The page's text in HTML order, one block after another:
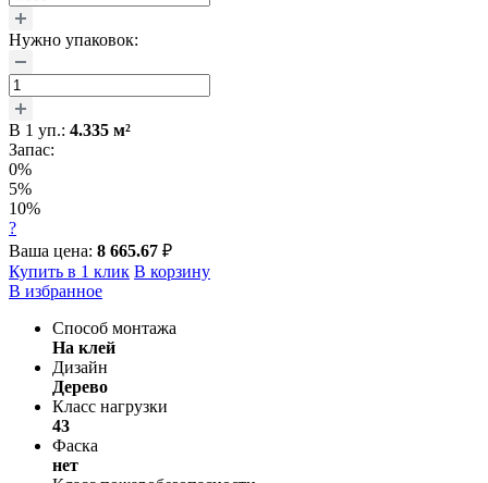
Нужно упаковок:
В 1 уп.: 4.335 м²
Запас:
0%
5%
10%
?
Ваша цена: 8 665.67 ₽
Купить в 1 клик В корзину
В избранное
Способ монтажа
На клей
Дизайн
Дерево
Класс нагрузки
43
Фаска
нет